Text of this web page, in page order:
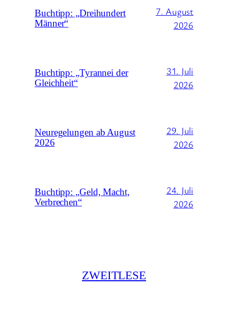
Buchtipp: „Dreihundert
Männer“
7. August
2026
Buchtipp: „Tyrannei der
Gleichheit“
31. Juli
2026
Neuregelungen ab August
2026
29. Juli
2026
Buchtipp: „Geld, Macht,
Verbrechen“
24. Juli
2026
ZWEITLESE